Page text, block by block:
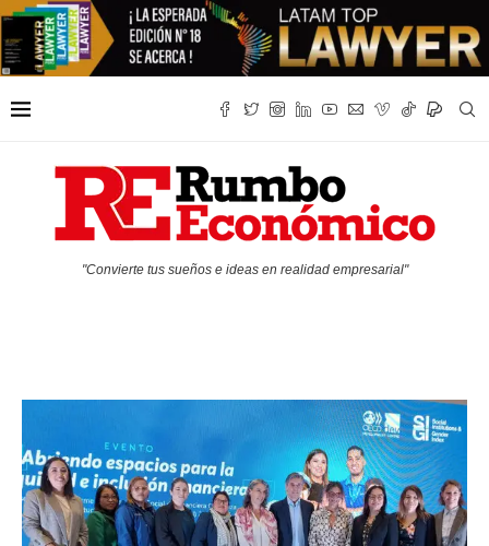
"Convierte tus sueños e ideas en realidad empresarial"